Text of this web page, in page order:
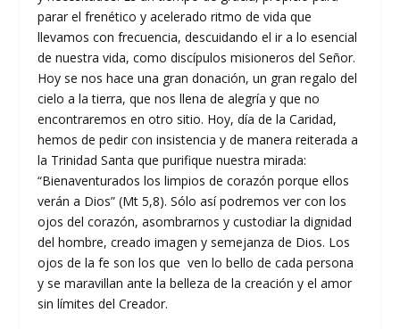
parar el frenético y acelerado ritmo de vida que
llevamos con frecuencia, descuidando el ir a lo esencial
de nuestra vida, como discípulos misioneros del Señor.
Hoy se nos hace una gran donación, un gran regalo del
cielo a la tierra, que nos llena de alegría y que no
encontraremos en otro sitio. Hoy, día de la Caridad,
hemos de pedir con insistencia y de manera reiterada a
la Trinidad Santa que purifique nuestra mirada:
“Bienaventurados los limpios de corazón porque ellos
verán a Dios” (Mt 5,8). Sólo así podremos ver con los
ojos del corazón, asombrarnos y custodiar la dignidad
del hombre, creado imagen y semejanza de Dios. Los
ojos de la fe son los que ven lo bello de cada persona
y se maravillan ante la belleza de la creación y el amor
sin límites del Creador.